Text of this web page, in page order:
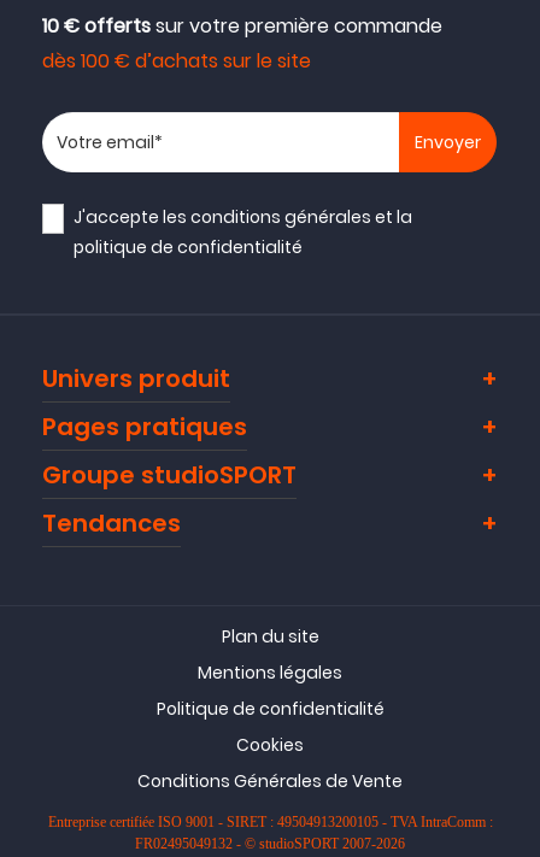
10 € offertssur votre première commande
dès 100 € d’achats sur le site
Votre adresse email
J'accepte lesconditions générales et la
politique de confidentialité
Univers produit
Pages pratiques
Groupe studioSPORT
Tendances
Plan du site
Mentions légales
Politique de confidentialité
Cookies
Conditions Générales de Vente
Entreprise certifiée ISO 9001 - SIRET : 49504913200105 - TVA IntraComm :
FR02495049132 - © studioSPORT 2007-2026